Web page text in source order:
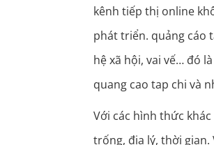
kênh tiếp thị online
phát triển. quảng cáo
hệ xã hội, vai vế… đó
quang cao tap chi và
Với các hình thức
trống, địa lý, thời